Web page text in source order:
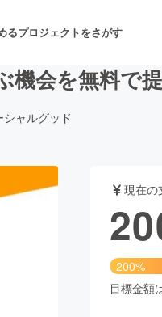
るプロジェクトをさがす
舞台・パフォーマンス
フード・飲食店
会を無料で
シャルグッド
現在の
200%
目標金額